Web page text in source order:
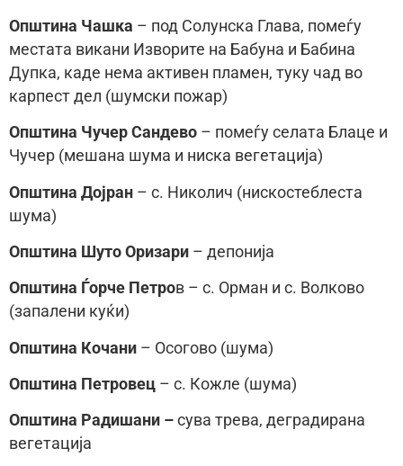
Општина Чашка – под Солунска Глава, помеѓу
местата викани Изворите на Бабуна и Бабина
Дупка, каде нема активен пламен, туку чад во
карпест дел (шумски пожар)
Општина Чучер Сандево – помеѓу селата Блаце и
Чучер (мешана шума и ниска вегетација)
Општина Дојран – с. Николич (нискостеблеста
шума)
Општина Шуто Оризари – депонија
Општина Ѓорче Петров – с. Орман и с. Волково
(запалени куќи)
Општина Кочани – Осогово (шума)
Општина Петровец – с. Кожле (шума)
Општина Радишани – сува трева, деградирана
вегетација